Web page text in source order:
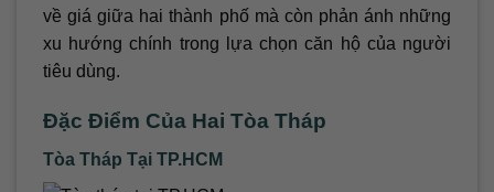
về giá giữa hai thành phố mà còn phản ánh những
xu hướng chính trong lựa chọn căn hộ của người
tiêu dùng.
Đặc Điểm Của Hai Tòa Tháp
Tòa Tháp Tại TP.HCM